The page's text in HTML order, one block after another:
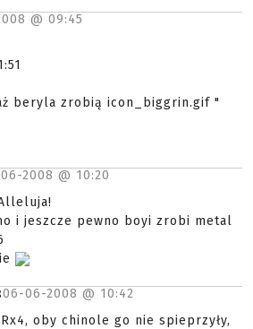
@ 09:45
beryla zrobią icon_biggrin.gif "
2008 @ 10:20
i jeszcze pewno boyi zrobi metal
06-06-2008 @ 10:42
oby chinole go nie spieprzyły,